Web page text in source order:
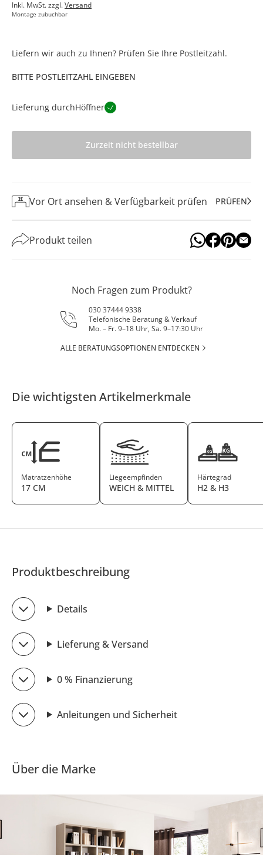
Inkl. MwSt. zzgl.Versand
Montage zubuchbar
Liefern wir auch zu Ihnen? Prüfen Sie Ihre Postleitzahl.
BITTE POSTLEITZAHL EINGEBEN
Lieferung durchHöffner
Zurzeit nicht bestellbar
Vor Ort ansehen & Verfügbarkeit prüfen PRÜFEN
Produkt teilen
Noch Fragen zum Produkt?
030 37444 9338
Telefonische Beratung & Verkauf
Mo. – Fr. 9–18 Uhr, Sa. 9–17:30 Uhr
ALLE BERATUNGSOPTIONEN ENTDECKEN
Die wichtigsten Artikelmerkmale
Matratzenhöhe
17 CM
Liegeempfinden
WEICH & MITTEL
Härtegrad
H2 & H3
Produktbeschreibung
Details
Lieferung & Versand
0 % Finanzierung
Anleitungen und Sicherheit
Über die Marke